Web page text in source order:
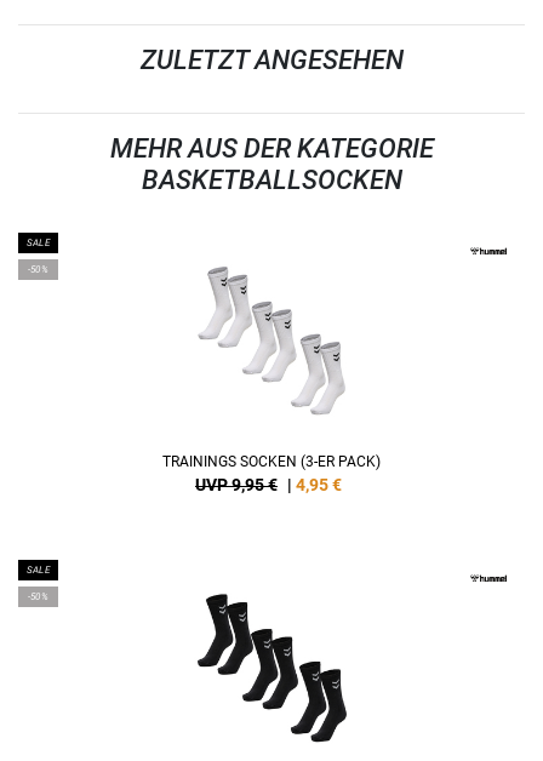
ZULETZT ANGESEHEN
MEHR AUS DER KATEGORIE
BASKETBALLSOCKEN
SALE
-50%
TRAININGS SOCKEN (3-ER PACK)
UVP 9,95 € | 4,95€
SALE
-50%